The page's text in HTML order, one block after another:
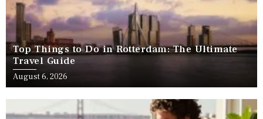
Top Things to Do in Rotterdam: The Ultimate
Travel Guide
August 6, 2026